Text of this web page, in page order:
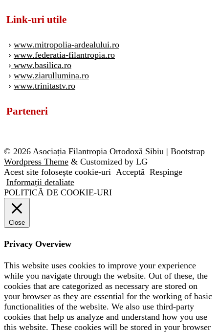
Link-uri utile
› www.mitropolia-ardealului.ro
› www.federatia-filantropia.ro
› www.basilica.ro
› www.ziarullumina.ro
› www.trinitastv.ro
Parteneri
© 2026 Asociația Filantropia Ortodoxă Sibiu | Bootstrap
Wordpress Theme & Customized by LG
Acest site folosește cookie-uri Acceptă Respinge
Informații detaliate
POLITICĂ DE COOKIE-URI
Close
Privacy Overview
This website uses cookies to improve your experience
while you navigate through the website. Out of these, the
cookies that are categorized as necessary are stored on
your browser as they are essential for the working of basic
functionalities of the website. We also use third-party
cookies that help us analyze and understand how you use
this website. These cookies will be stored in your browser